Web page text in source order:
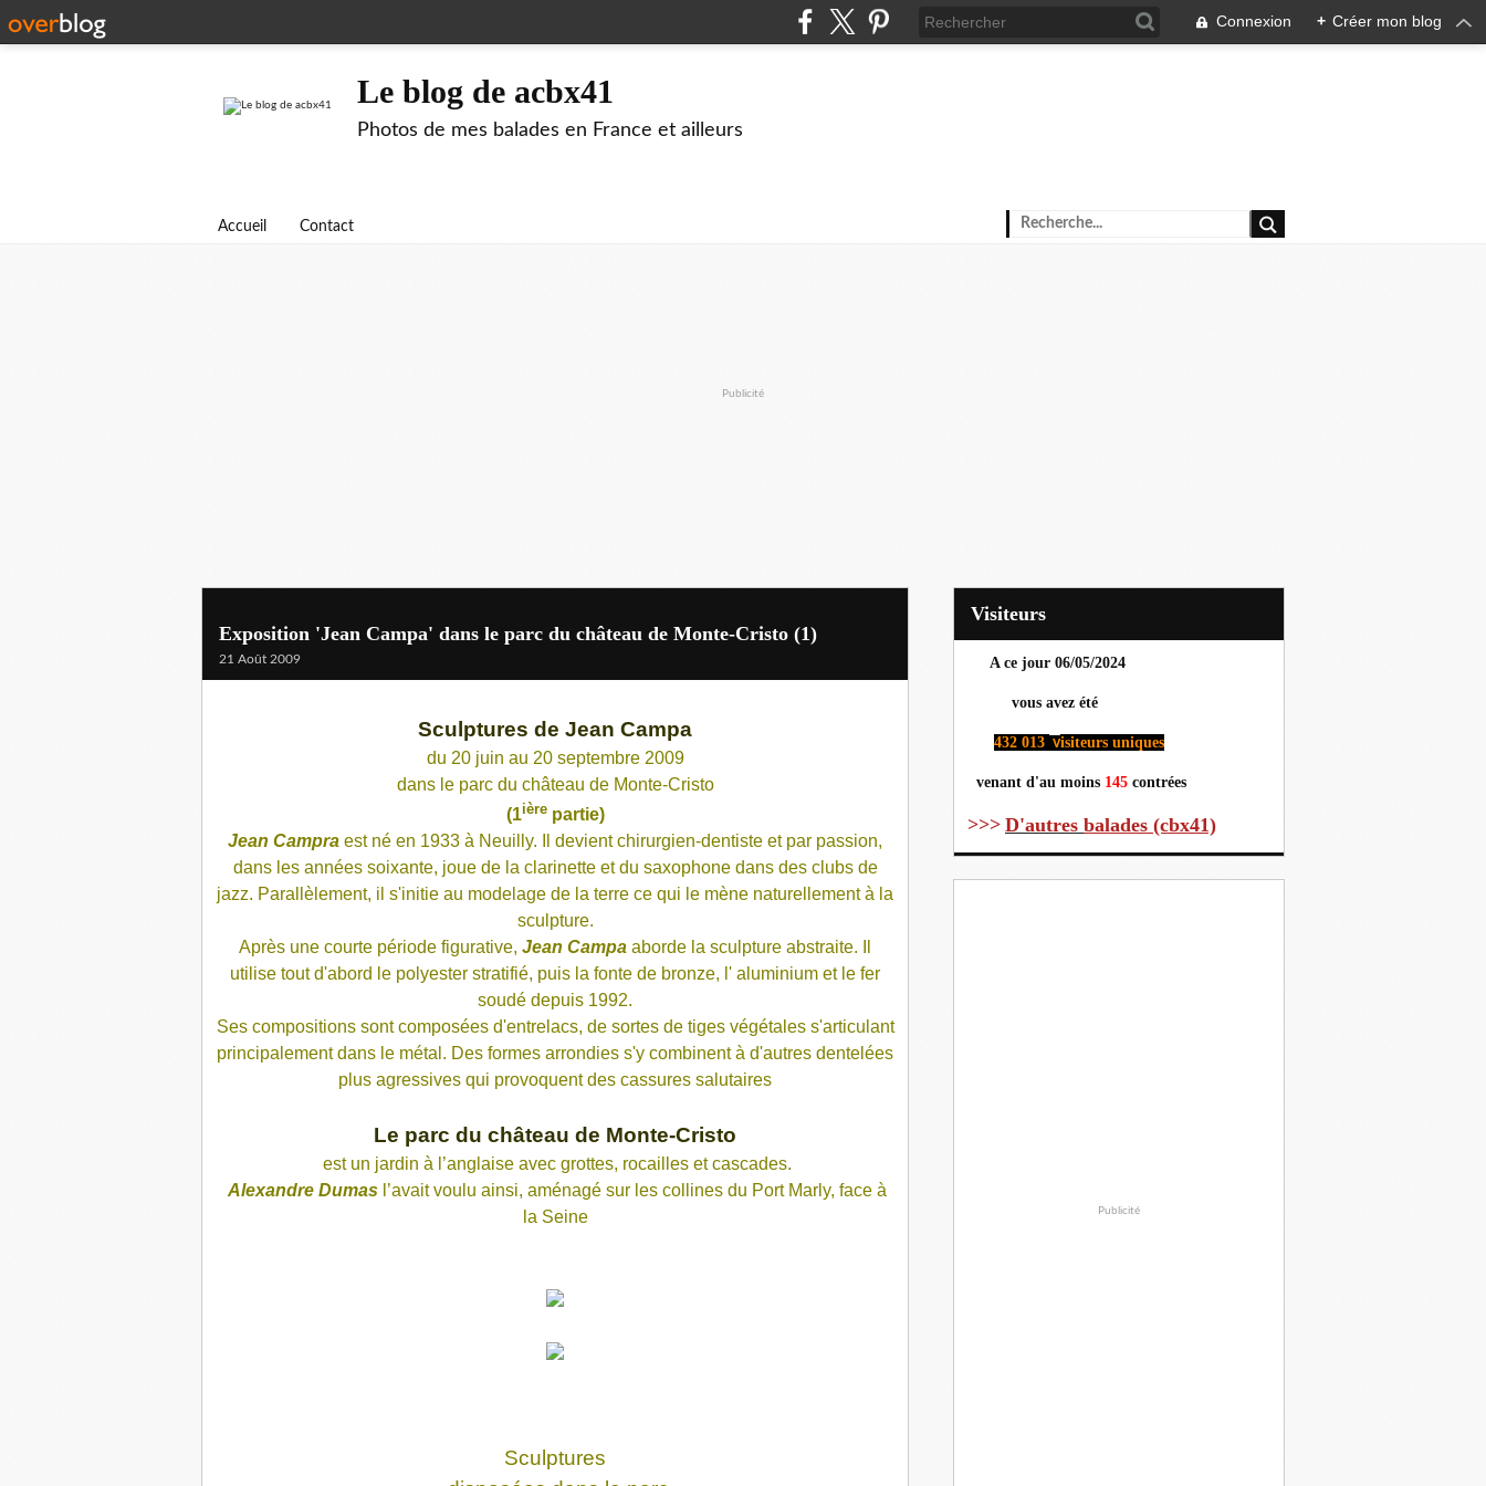
Connexion + Créer mon blog
Le blog de acbx41
Photos de mes balades en France et ailleurs
Accueil Contact
Publicité
Exposition 'Jean Campa' dans le parc du château de Monte-Cristo (1)
21 Août 2009
Sculptures de Jean Campa
du 20 juin au 20 septembre 2009
dans le parc du château de Monte-Cristo
(1ièrepartie)
Jean Campra est né en 1933 à Neuilly. Il devient chirurgien-dentiste et par passion,
dans les années soixante, joue de la clarinette et du saxophone dans des clubs de
jazz. Parallèlement, il s'initie au modelage de la terre ce qui le mène naturellement à la
sculpture.
Après une courte période figurative, Jean Campa aborde la sculpture abstraite. Il
utilise tout d'abord le polyester stratifié, puis la fonte de bronze, l' aluminium et le fer
soudé depuis 1992.
Ses compositions sont composées d'entrelacs, de sortes de tiges végétales s'articulant
principalement dans le métal. Des formes arrondies s'y combinent à d'autres dentelées
plus agressives qui provoquent des cassures salutaires
Le parc du château de Monte-Cristo
est un jardin à l’anglaise avec grottes, rocailles et cascades.
Alexandre Dumas l’avait voulu ainsi, aménagé sur les collines du Port Marly, face à
la Seine
Sculptures
Visiteurs
A ce jour 06/05/2024
vous avez été
432 013 visiteurs uniques
venant d'au moins 145 contrées
>>> D'autres balades (cbx41)
Publicité